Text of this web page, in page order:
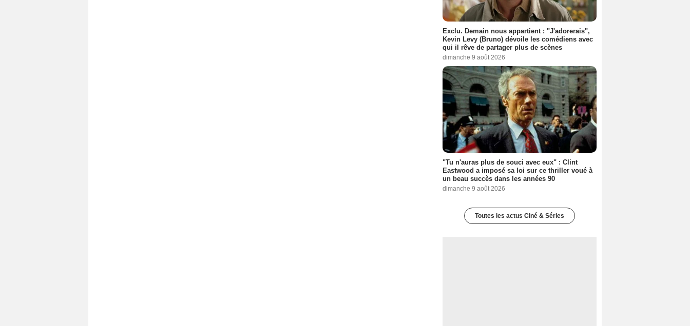
Exclu. Demain nous appartient : "J'adorerais",
Kevin Levy (Bruno) dévoile les comédiens avec
qui il rêve de partager plus de scènes
dimanche 9 août 2026
"Tu n'auras plus de souci avec eux" : Clint
Eastwood a imposé sa loi sur ce thriller voué à
un beau succès dans les années 90
dimanche 9 août 2026
Toutes les actus Ciné & Séries